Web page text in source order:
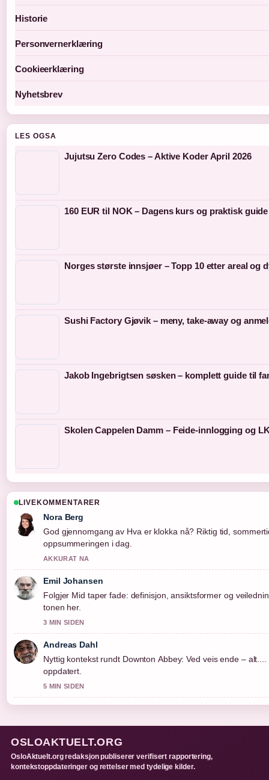
Historie
Personvernerklæring
Cookieerklæring
Nyhetsbrev
LES OGSA
Jujutsu Zero Codes – Aktive Koder April 2026
160 EUR til NOK – Dagens kurs og praktisk guide
Norges største innsjøer – Topp 10 etter areal og
Sushi Factory Gjøvik – meny, take-away og
Jakob Ingebrigtsen søsken – komplett guide til
Skolen Cappelen Damm – Feide-innlogging og
LIVEKOMMENTARER
Nora Berg
God gjennomgang av Hva er klokka nå? Riktig tid,
oppsummeringen i dag.
AKKURAT NA
Emil Johansen
Folgjer Mid taper fade: definisjon, ansiktsformer og
tonen her.
3 MIN SIDEN
Andreas Dahl
Nyttig kontekst rundt Downton Abbey: Ved veis ende –
oppdatert.
5 MIN SIDEN
OSLOAKTUELT.ORG
OsloAktuelt.org redaksjon publiserer verifisert rapportering,
kontekstoppdateringer og rettelser med tydelige kilder.